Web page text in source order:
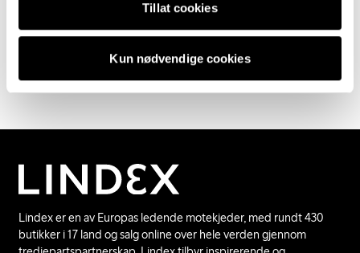
Tillat cookies
Kun nødvendige cookies
0 av 0 bilder
Lindex er en av Europas ledende motekjeder, med rundt 430
butikker i 17 land og salg online over hele verden gjennom